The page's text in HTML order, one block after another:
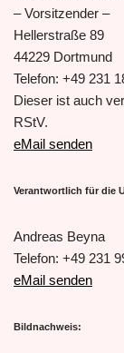
– Vorsitzender –
Hellerstraße 89
44229 Dortmund
Telefon: +49 231
Dieser ist auch
RStV.
eMail senden
Verantwortlich für die
Andreas Beyna
Telefon: +49 231
eMail senden
Bildnachweis: